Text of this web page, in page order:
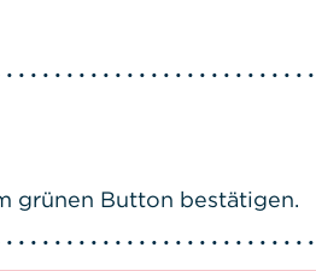
grünen Button bestätigen.